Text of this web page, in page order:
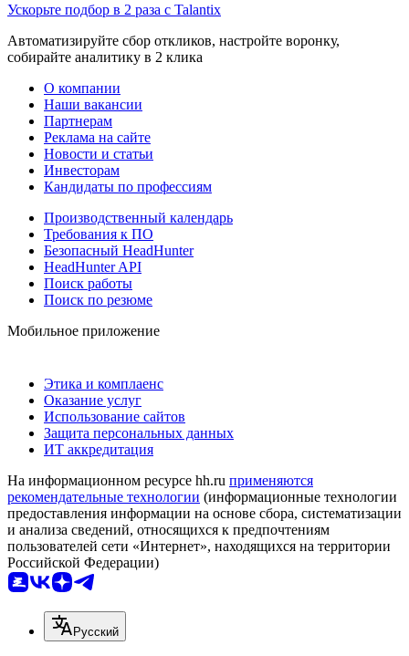
Ускорьте подбор в 2 раза с Talantix
Автоматизируйте сбор откликов, настройте воронку,
собирайте аналитику в 2 клика
О компании
Наши вакансии
Партнерам
Реклама на сайте
Новости и статьи
Инвесторам
Кандидаты по профессиям
Производственный календарь
Требования к ПО
Безопасный HeadHunter
HeadHunter API
Поиск работы
Поиск по резюме
Мобильное приложение
Этика и комплаенс
Оказание услуг
Использование сайтов
Защита персональных данных
ИТ аккредитация
На информационном ресурсе hh.ru применяются
рекомендательные технологии (информационные технологии
предоставления информации на основе сбора, систематизации
и анализа сведений, относящихся к предпочтениям
пользователей сети «Интернет», находящихся на территории
Российской Федерации)
Русский